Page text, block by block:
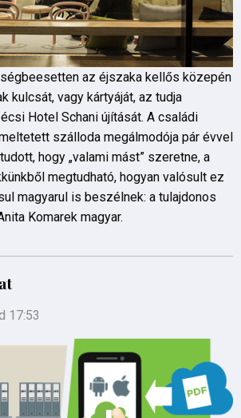
az éjszaka kellős közepén
kulcsát, vagy kártyáját, az tudja
Hotel Schani újítását. A családi
szálloda megálmodója pár évvel
hogy „valami mást” szeretne, a
megtudható, hogyan valósult ez
magyarul is beszélnek: a tulajdonos
Komarek magyar.
17:53